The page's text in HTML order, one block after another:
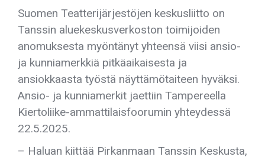
Suomen Teatterijärjestöjen keskusliitto on
Tanssin aluekeskusverkoston toimijoiden
anomuksesta myöntänyt yhteensä viisi ansio-
ja kunniamerkkiä pitkäaikaisesta ja
ansiokkaasta työstä näyttämötaiteen hyväksi.
Ansio- ja kunniamerkit jaettiin Tampereella
Kiertoliike-ammattilaisfoorumin yhteydessä
22.5.2025.
– Haluan kiittää Pirkanmaan Tanssin Keskusta,